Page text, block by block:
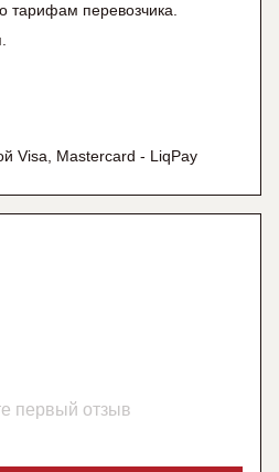
тарифам перевозчика.
Visa, Mastercard - LiqPay
первый отзыв